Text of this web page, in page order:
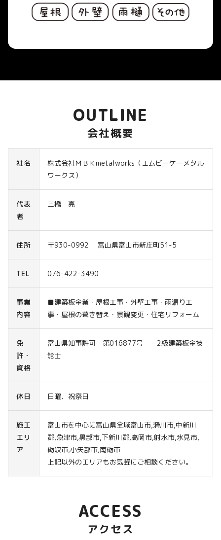
OUTLINE
会社概要
社名
株式会社ＭＢＫmetalworks（エムビーケーメタル
ワークス）
代表
者
三橋 亮
住所 〒930-0992 富山県富山市新庄町51-5
TEL 076-422-3490
事業
内容
■建築板金業・屋根工事・外壁工事・雨漏り工
事・屋根の葺き替え・景観変更・住宅リフォーム
免
許・
資格
富山県知事許可 第016877号 2級建築板金技
能士
休日 日曜、祝祭日
施工
エリ
ア
富山市を中心に富山県全域富山市,滑川市,中新川
郡,魚津市,黒部市,下新川郡,高岡市,射水市,氷見市,
砺波市,小矢部市,南砺市
上記以外のエリアもお気軽にご相談ください。
ACCESS
アクセス